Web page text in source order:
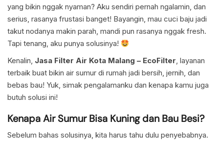
yang bikin nggak nyaman? Aku sendiri pernah ngalamin, dan
serius, rasanya frustasi banget! Bayangin, mau cuci baju jadi
takut nodanya makin parah, mandi pun rasanya nggak fresh.
Tapi tenang, aku punya solusinya!
Kenalin, Jasa Filter Air Kota Malang – EcoFilter, layanan
terbaik buat bikin air sumur di rumah jadi bersih, jernih, dan
bebas bau! Yuk, simak pengalamanku dan kenapa kamu juga
butuh solusi ini!
Kenapa Air Sumur Bisa Kuning dan Bau Besi?
Sebelum bahas solusinya, kita harus tahu dulu penyebabnya.